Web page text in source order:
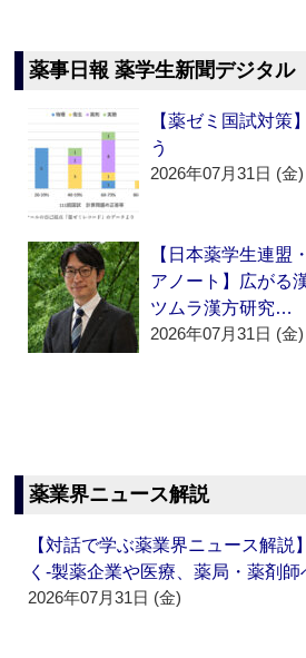
薬事日報 薬学生新聞デジタル
【薬ゼミ国試対策
う
2026年07月31日 (金)
【日本薬学生連盟
アノート】広がる
ツムラ漢方研究…
2026年07月31日 (金)
薬業界ニュース解説
【対話で学ぶ薬業界ニュース解説
く‐製薬企業や医療、薬局・薬剤
2026年07月31日 (金)